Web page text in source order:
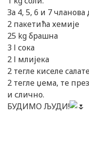
За 4, 5, 6 и 7
2 пакетића хемије
25 kg брашна
3 l сока
2 l млијека
2 тегле киселе
2 тегле џема, те
и слично.
БУДИМО ЉУДИ!